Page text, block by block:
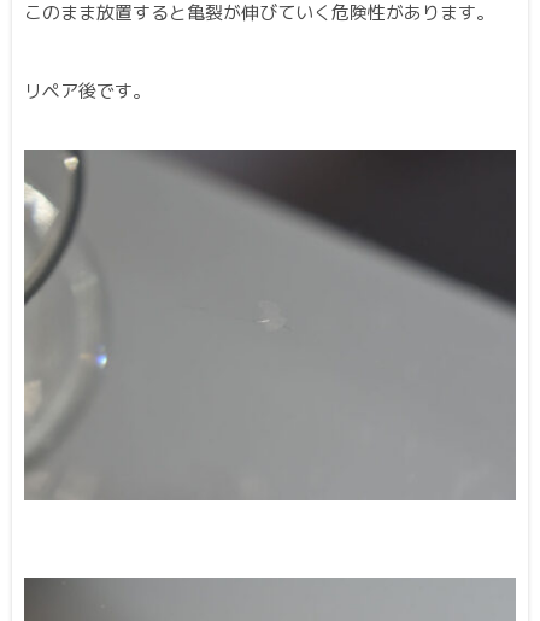
このまま放置すると亀裂が伸びていく危険性があります。
リペア後です。